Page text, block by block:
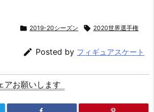
 2019-20シーズン  2020世界選手権
 Posted by フィギュアスケート
アお願いします